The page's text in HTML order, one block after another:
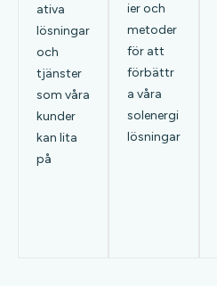
ativa
lösningar
och
tjänster
som våra
kunder
kan lita
på
ier och
metoder
för att
förbättr
a våra
solenergi
lösningar